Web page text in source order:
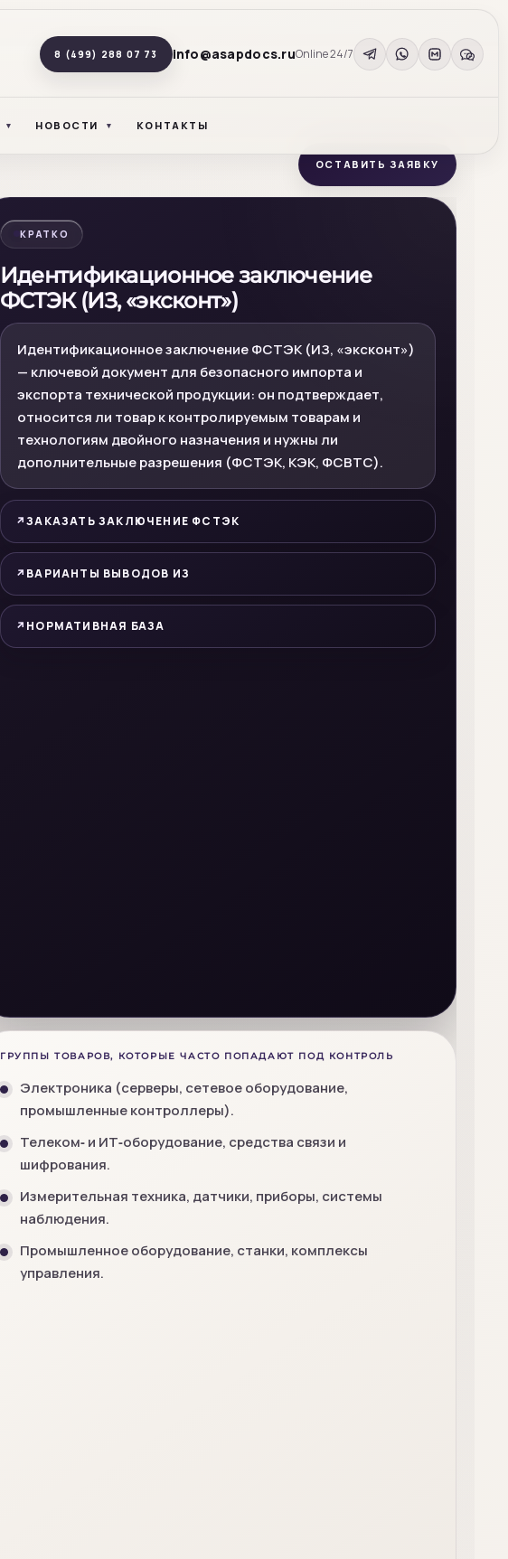
8 (499) 288 07 73 info@asapdocs.ruOnline 24/7
НОВОСТИ КОНТАКТЫ
ОСТАВИТЬ ЗАЯВКУ
КРАТКО
Идентификационное заключение
ФСТЭК (ИЗ, «эксконт»)
Идентификационное заключение ФСТЭК (ИЗ, «эксконт»)
— ключевой документ для безопасного импорта и
экспорта технической продукции: он подтверждает,
относится ли товар к контролируемым товарам и
технологиям двойного назначения и нужны ли
дополнительные разрешения (ФСТЭК, КЭК, ФСВТС).
ЗАКАЗАТЬ ЗАКЛЮЧЕНИЕ ФСТЭК
ВАРИАНТЫ ВЫВОДОВ ИЗ
НОРМАТИВНАЯ БАЗА
ГРУППЫ ТОВАРОВ, КОТОРЫЕ ЧАСТО ПОПАДАЮТ ПОД КОНТРОЛЬ
Электроника (серверы, сетевое оборудование,
промышленные контроллеры).
Телеком‑ и ИТ‑оборудование, средства связи и
шифрования.
Измерительная техника, датчики, приборы, системы
наблюдения.
Промышленное оборудование, станки, комплексы
управления.